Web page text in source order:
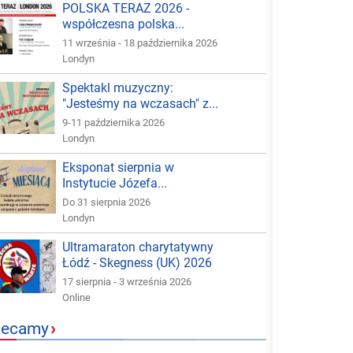
POLSKA TERAZ 2026 -
współczesna polska...
11 września - 18 października 2026
Londyn
Spektakl muzyczny:
"Jesteśmy na wczasach" z...
9-11 października 2026
Londyn
Eksponat sierpnia w
Instytucie Józefa...
Do 31 sierpnia 2026
Londyn
Ultramaraton charytatywny
Łódź - Skegness (UK) 2026
17 sierpnia - 3 września 2026
Online
›